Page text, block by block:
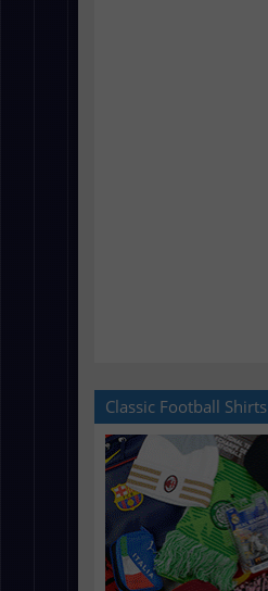
Classic Football Shirts